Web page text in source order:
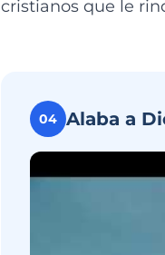
cristianos que le
04 Alaba a